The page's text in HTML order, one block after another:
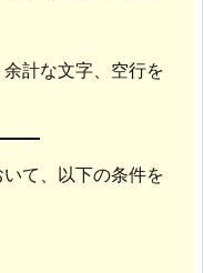
計な文字、空行を
て、以下の条件を